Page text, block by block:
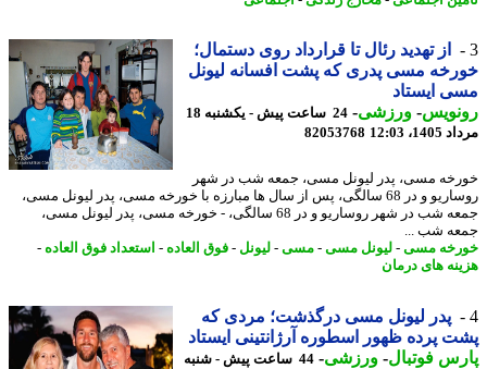
از تهدید رئال تا قرارداد روی دستمال؛
مسی پدری که پشت افسانه لیونل
ایستاد
-ورزشی-
24 ساعت پیش - یکشنبه 18
12:03
82053768
مسی، پدر لیونل مسی، جمعه شب در شهر
روساریو و در 68 سالگی، پس از سال ها مبارزه با خورخه مسی، پدر لیونل مسی،
جمعه شب در شهر روساریو و در 68 سالگی، - خورخه مسی، پدر لیونل مسی،
شب ...
مسی-لیونل مسی-مسی-لیونل-فوق العاده-استعداد فوق العاده-
های درمان
پدر لیونل مسی درگذشت؛ مردی که
پرده ظهور اسطوره آرژانتینی ایستاد
فوتبال-ورزشی-
44 ساعت پیش - شنبه